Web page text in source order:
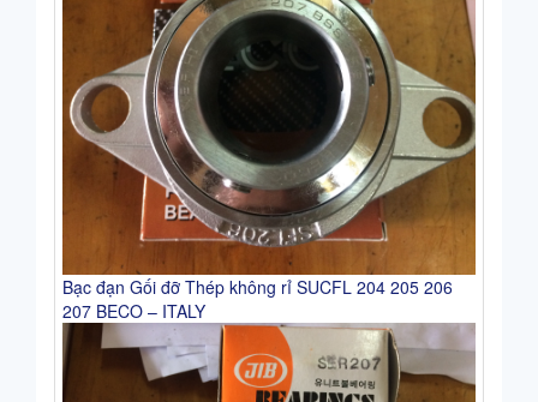
Bạc đạn Gối đỡ Thép không rỉ SUCFL 204 205 206
207 BECO – ITALY